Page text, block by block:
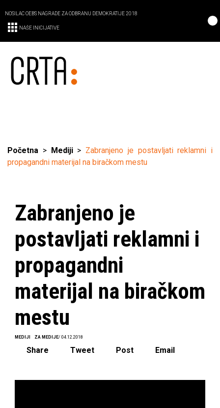
NOSILAC OEBS NAGRADE ZA ODBRANU DEMOKRATIJE 2018
NAŠE INICIJATIVE
Početna > Mediji> Zabranjeno je postavljati reklamni i
propagandni materijal na biračkom mestu
Zabranjeno je
postavljati reklamni i
propagandni
materijal na biračkom
mestu
MEDIJI ZA MEDIJE/ 04.12.2018
Share Tweet Post Email